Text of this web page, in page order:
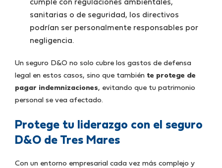
cumple con regulaciones ambientales,
sanitarias o de seguridad, los directivos
podrían ser personalmente responsables por
negligencia.
Un seguro D&O no solo cubre los gastos de defensa
legal en estos casos, sino que también te protege de
pagar indemnizaciones, evitando que tu patrimonio
personal se vea afectado.
Protege tu liderazgo con el seguro
D&O de Tres Mares
Con un entorno empresarial cada vez más complejo y